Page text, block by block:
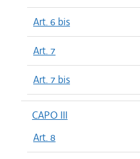
Art. 6 bis
Art. 7
Art. 7 bis
CAPO III
Art. 8